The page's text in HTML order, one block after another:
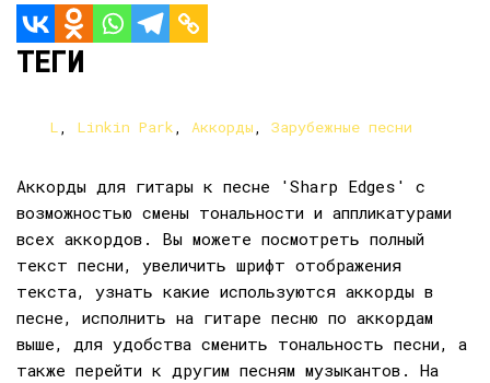
ТЕГИ
L, Linkin Park, Аккорды, Зарубежные песни
Аккорды для гитары к песне 'Sharp Edges' с
возможностью смены тональности и аппликатурами
всех аккордов. Вы можете посмотреть полный
текст песни, увеличить шрифт отображения
текста, узнать какие используются аккорды в
песне, исполнить на гитаре песню по аккордам
выше, для удобства сменить тональность песни, а
также перейти к другим песням музыкантов. На